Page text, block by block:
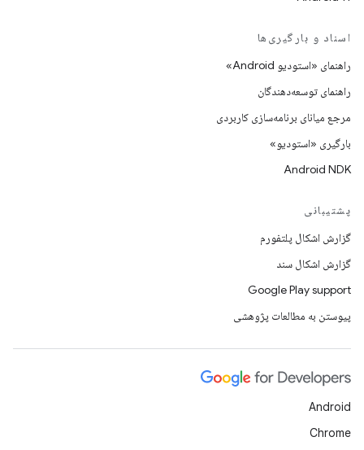
اسناد و بارگیری‌ها
راهنمای «استودیو Android»
راهنمای توسعه‌دهندگان
مرجع میانای برنامه‌سازی کاربردی
بارگیری «استودیو»
Android NDK
پشتیبانی
گزارش اشکال پلتفورم
گزارش اشکال سند
Google Play support
پیوستن به مطالعات پژوهشی
Android
Chrome